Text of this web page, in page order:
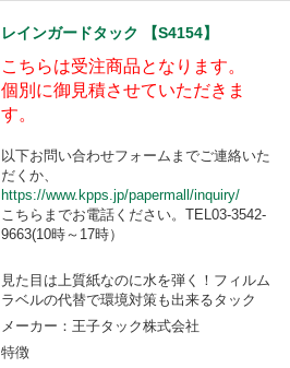
レインガードタック 【S4154】
こちらは受注商品となります。
個別に御見積させていただきま
す。
以下お問い合わせフォームまでご連絡いた
だくか、
https://www.kpps.jp/papermall/inquiry/
こちらまでお電話ください。TEL03-3542-
9663(10時～17時）
見た目は上質紙なのに水を弾く！フィルム
ラベルの代替で環境対策も出来るタック
メーカー：王子タック株式会社
特徴